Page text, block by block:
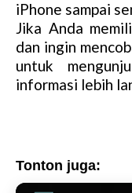
iPhone sampai
Jika Anda
dan ingin
untuk
informasi lebih
Tonton juga: